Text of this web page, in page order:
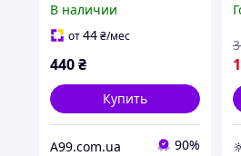
В наличии
от44₴/мес
440₴
Купить
A99.com.ua 90%